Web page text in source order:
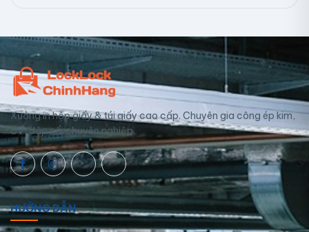
Xưởng in hộp giấy & túi giấy cao cấp. Chuyên gia công ép kim,
UV, dập nổi chuyên nghiệp.
HƯỚNG DẪN